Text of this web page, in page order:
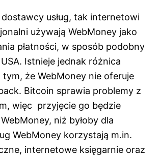
usług, tak internetowi
używają WebMoney jako
płatności, w sposób podobny
Istnieje jednak różnica
tym, że WebMoney nie oferuje
Bitcoin sprawia problemy z
więc przyjęcie go będzie
niż byłoby dla
WebMoney korzystają m.in.
internetowe księgarnie oraz